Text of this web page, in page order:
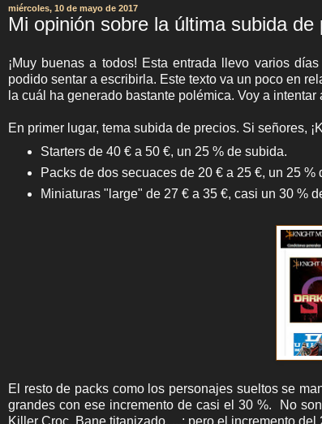
miércoles, 10 de mayo de 2017
Mi opinión sobre la última subida
¡Muy buenas a todos! Esta entrada llevo varios
podido sentar a escribirla. Este texto va un poco en
la cuál ha generado bastante polémica. Voy a
En primer lugar, tema subida de precios. Si señores,
Starters de 40 € a 50 €, un 25 % de subida.
Packs de dos secuaces de 20 € a 25 €, un 25 %
Miniaturas "large" de 27 € a 35 €, casi un 30 %
El resto de packs como los personajes sueltos se
grandes con ese incremento de casi el 30 %. No